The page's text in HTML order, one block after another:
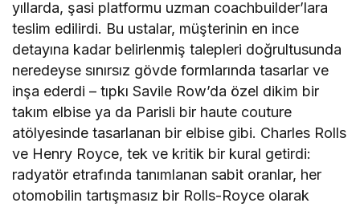
yıllarda, şasi platformu uzman coachbuilder’lara
teslim edilirdi. Bu ustalar, müşterinin en ince
detayına kadar belirlenmiş talepleri doğrultusunda
neredeyse sınırsız gövde formlarında tasarlar ve
inşa ederdi – tıpkı Savile Row’da özel dikim bir
takım elbise ya da Parisli bir haute couture
atölyesinde tasarlanan bir elbise gibi. Charles Rolls
ve Henry Royce, tek ve kritik bir kural getirdi:
radyatör etrafında tanımlanan sabit oranlar, her
otomobilin tartışmasız bir Rolls-Royce olarak